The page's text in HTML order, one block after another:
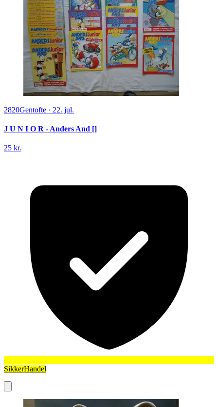
2820Gentofte · 22. jul.
J U N I O R - Anders And []
25 kr.
SikkerHandel